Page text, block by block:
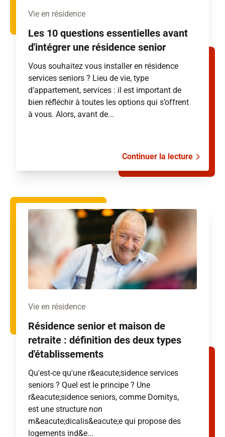
Vie en résidence
Les 10 questions essentielles avant
d'intégrer une résidence senior
Vous souhaitez vous installer en résidence
services seniors ? Lieu de vie, type
d’appartement, services : il est important de
bien réfléchir à toutes les options qui s’offrent
à vous. Alors, avant de...
Continuer la lecture
Vie en résidence
Résidence senior et maison de
retraite : définition des deux types
d'établissements
Qu'est-ce qu'une r&eacute;sidence services
seniors ? Quel est le principe ? Une
r&eacute;sidence seniors, comme Domitys,
est une structure non
m&eacute;dicalis&eacute;e qui propose des
logements ind&e...